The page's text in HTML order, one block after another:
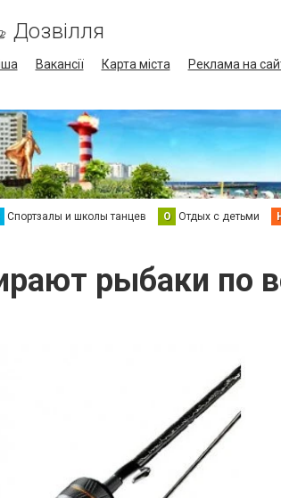
Дозвілля
Вакансії Карта міста
Реклама на
Спортзалы и школы танцев О Отдых с детьми
рыбаки по